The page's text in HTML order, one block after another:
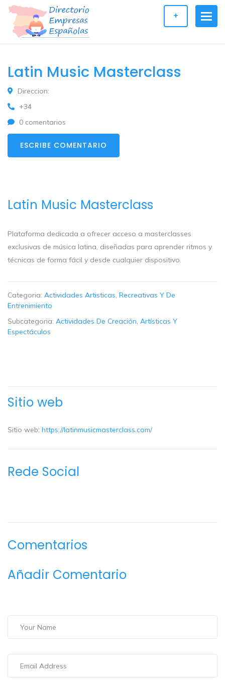
+
Latin Music Masterclass
Direccion:
+34
0 comentarios
ESCRIBE COMENTARIO
Latin Music Masterclass
Plataforma dedicada a ofrecer acceso a masterclasses
exclusivas de música latina, diseñadas para aprender ritmos y
técnicas de forma fácil y desde cualquier dispositivo.
Categoria: Actividades Artisticas, Recreativas Y De
Entrenimiento
Subcategoria: Actividades De Creación, Artísticas Y
Espectáculos
Sitio web
Sitio web: https://latinmusicmasterclass.com/
Rede Social
Comentarios
Añadir Comentario